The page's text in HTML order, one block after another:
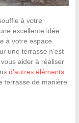
à votre
excellente idée
à votre espace
une terrasse n’est
aider à réaliser
d’autres éléments
terrasse de manière